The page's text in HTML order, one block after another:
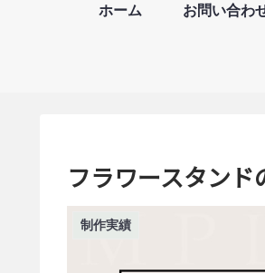
ホーム お問い合わ
フラワースタンド
制作実績